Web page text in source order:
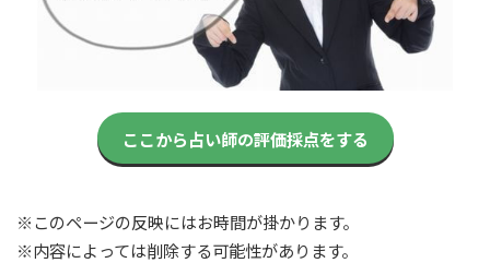
ここから占い師の評価採点をする
※このページの反映にはお時間が掛かります。
※内容によっては削除する可能性があります。